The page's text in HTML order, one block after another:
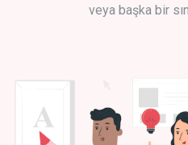
veya başka bir